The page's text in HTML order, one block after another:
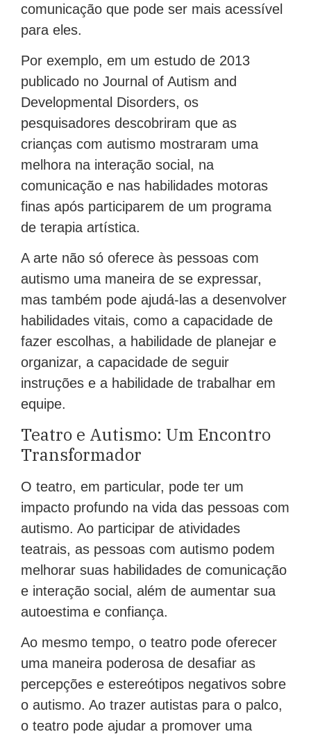
comunicação que pode ser mais acessível
para eles.
Por exemplo, em um estudo de 2013
publicado no Journal of Autism and
Developmental Disorders, os
pesquisadores descobriram que as
crianças com autismo mostraram uma
melhora na interação social, na
comunicação e nas habilidades motoras
finas após participarem de um programa
de terapia artística.
A arte não só oferece às pessoas com
autismo uma maneira de se expressar,
mas também pode ajudá-las a desenvolver
habilidades vitais, como a capacidade de
fazer escolhas, a habilidade de planejar e
organizar, a capacidade de seguir
instruções e a habilidade de trabalhar em
equipe.
Teatro e Autismo: Um Encontro
Transformador
O teatro, em particular, pode ter um
impacto profundo na vida das pessoas com
autismo. Ao participar de atividades
teatrais, as pessoas com autismo podem
melhorar suas habilidades de comunicação
e interação social, além de aumentar sua
autoestima e confiança.
Ao mesmo tempo, o teatro pode oferecer
uma maneira poderosa de desafiar as
percepções e estereótipos negativos sobre
o autismo. Ao trazer autistas para o palco,
o teatro pode ajudar a promover uma